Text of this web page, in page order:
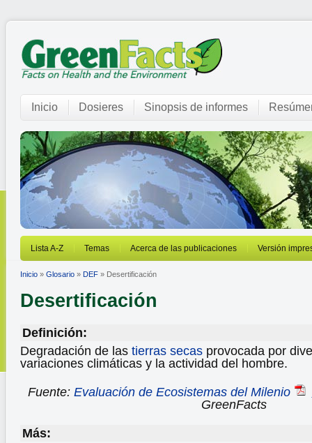
Inicio Dosieres Sinopsis de informes
Lista A-Z Temas Acerca de las publicaciones Versión
Inicio » Glosario » DEF » Desertificación
Desertificación
Definición:
Degradación de las tierras secas provocada por
variaciones climáticas y la actividad del hombre.
Fuente: Evaluación de Ecosistemas del Milenio
GreenFacts
Más: